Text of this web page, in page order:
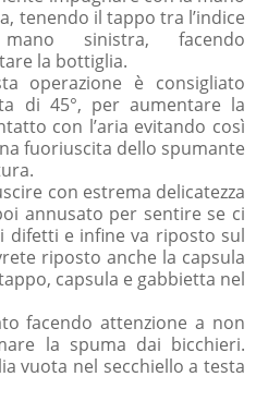
tenendo il tappo tra l’indice
sinistra, facendo
la bottiglia.
operazione è consigliato
di 45°, per aumentare la
con l’aria evitando così
fuoriuscita dello spumante
con estrema delicatezza
annusato per sentire se ci
difetti e infine va riposto sul
riposto anche la capsula
capsula e gabbietta nel
facendo attenzione a non
la spuma dai bicchieri.
vuota nel secchiello a testa